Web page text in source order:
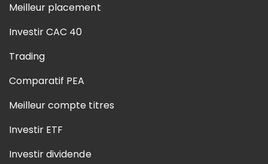
Meilleur placement
Investir CAC 40
Trading
Comparatif PEA
Meilleur compte titres
Investir ETF
Investir dividende